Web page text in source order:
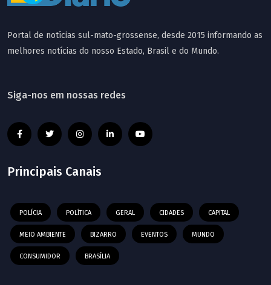
Portal de notícias sul-mato-grossense, desde 2015 informando as
melhores notícias do nosso Estado, Brasil e do Mundo.
Siga-nos em nossas redes
Principais Canais
POLÍCIA POLÍTICA GERAL CIDADES CAPITAL
MEIO AMBIENTE BIZARRO EVENTOS MUNDO
CONSUMIDOR BRASÍLIA